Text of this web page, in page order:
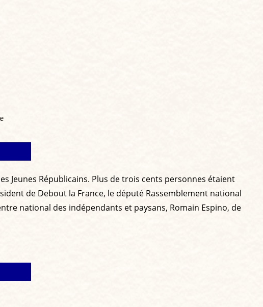
Jeunes Républicains. Plus de trois cents personnes étaient
de Debout la France, le député Rassemblement national
national des indépendants et paysans, Romain Espino, de